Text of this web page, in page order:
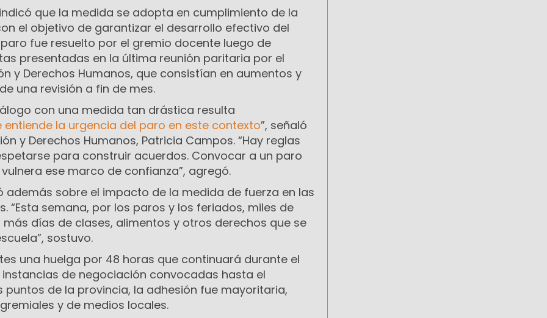
que la medida se adopta en cumplimiento de la
el objetivo de garantizar el desarrollo efectivo del
fue resuelto por el gremio docente luego de
presentadas en la última reunión paritaria por el
y Derechos Humanos, que consistían en aumentos y
una revisión a fin de mes.
con una medida tan drástica resulta
entiende la urgencia del paro en este contexto”, señaló
y Derechos Humanos, Patricia Campos. “Hay reglas
para construir acuerdos. Convocar a un paro
ese marco de confianza”, agregó.
además sobre el impacto de la medida de fuerza en las
“Esta semana, por los paros y los feriados, miles de
días de clases, alimentos y otros derechos que se
sostuvo.
una huelga por 48 horas que continuará durante el
instancias de negociación convocadas hasta el
puntos de la provincia, la adhesión fue mayoritaria,
y de medios locales.